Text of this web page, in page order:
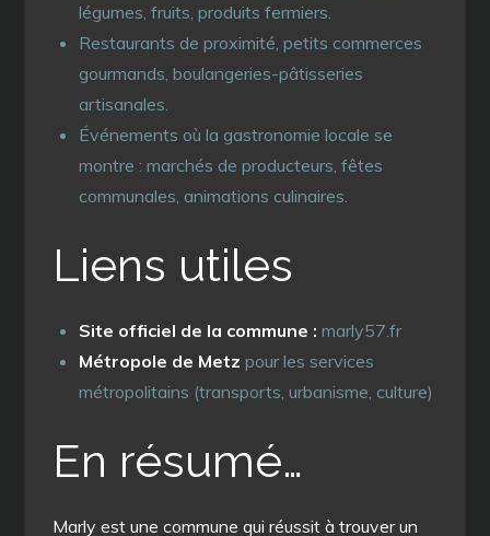
légumes, fruits, produits fermiers.
Restaurants de proximité, petits commerces
gourmands, boulangeries-pâtisseries
artisanales.
Événements où la gastronomie locale se
montre : marchés de producteurs, fêtes
communales, animations culinaires.
Liens utiles
Site officiel de la commune : marly57.fr
Métropole de Metz pour les services
métropolitains (transports, urbanisme, culture)
En résumé…
Marly est une commune qui réussit à trouver un